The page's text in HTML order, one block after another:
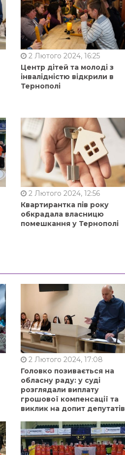
2 Лютого 2024, 16:25
Центр дітей та молоді з
інвалідністю відкрили в
Тернополі
2 Лютого 2024, 12:56
Квартирантка пів року
обкрадала власницю
помешкання у Тернополі
2 Лютого 2024, 17:08
Головко позивається на
обласну раду: у суді
розглядали виплату
грошової компенсації та
виклик на допит депутатів